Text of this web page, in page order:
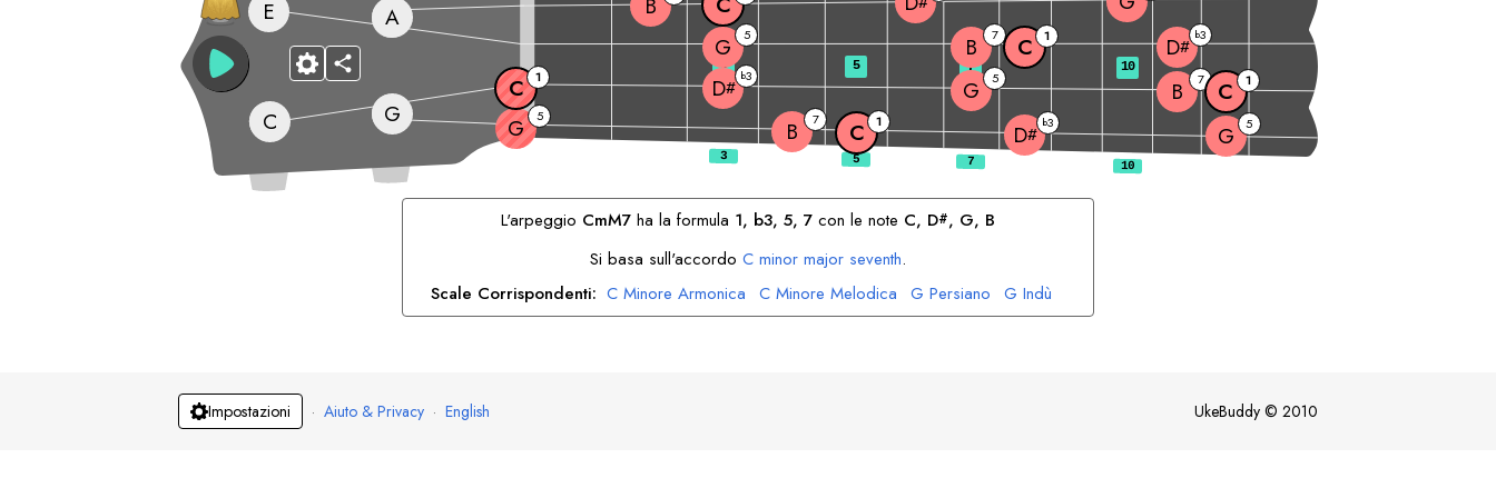
G G 5
B 7 C 1 D#
b3 G 5
C
C 1 D#
b3 G 5 B 7 C 1
E
G
5 B 7 C 1 D#
b3
A
3 5 7 10
L'arpeggio CmM7 ha la formula 1, b3, 5, 7 con le note C, D#, G, B
Si basa sull'accordo C minor major seventh.
Scale Corrispondenti: C Minore Armonica C Minore Melodica G Persiano G Indù
B Persiano B Ebraico
Impostazioni · Aiuto & Privacy · English UkeBuddy © 2010